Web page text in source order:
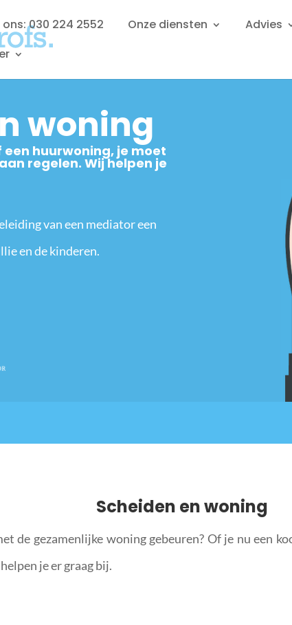
ons: 030 224 2552 Onze diensten Advies
woning
huurwoning, je moet
regelen. Wij helpen je
van een mediator een
en de kinderen.
Scheiden en woning
de gezamenlijke woning gebeuren? Of je nu een
je er graag bij.